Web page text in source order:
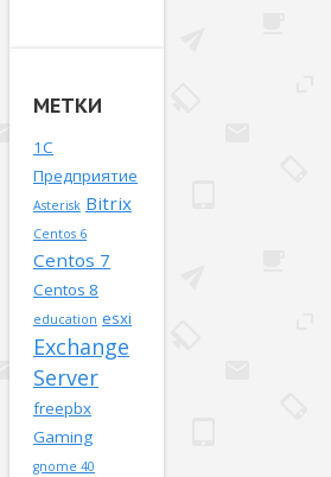
МЕТКИ
1С
Предприятие
Asterisk Bitrix
Centos 6
Centos 7
Centos 8
education esxi
Exchange
Server
freepbx
Gaming
gnome 40